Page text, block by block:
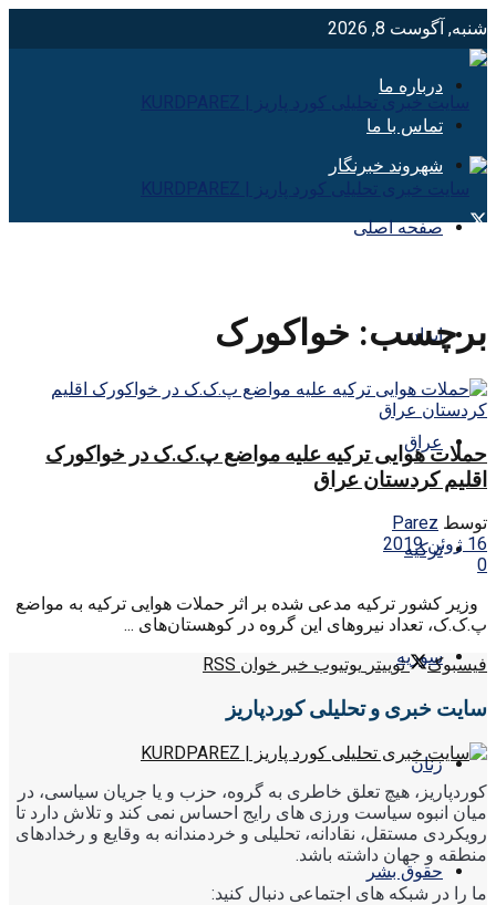
شنبه, آگوست 8, 2026
درباره ما
تماس با ما
شهروند خبرنگار
صفحه اصلی
ایران
عراق
ترکیه
سوریه
زنان
حقوق بشر
برچسب: خواکورک
حملات هوایی ترکیه علیه مواضع پ.ک.ک در خواکورک
اقلیم کردستان عراق
توسط Parez
16 ژوئن 2019
0
وزیر کشور ترکیه مدعی شده بر اثر حملات هوایی ترکیه به مواضع
پ.ک.ک، تعداد نیروهای این گروه در کوهستان‌های ...
فیسبوک
توییتر یوتیوب خبر خوان RSS
سایت خبری و تحلیلی کوردپاریز
کوردپاریز، هیچ تعلق خاطری به گروه، حزب و یا جریان سیاسی، در
میان انبوه سیاست ورزی های رایج احساس نمی کند و تلاش دارد تا
رویکردی مستقل، نقادانه، تحلیلی و خردمندانه به وقایع و رخدادهای
منطقه و جهان داشته باشد.
ما را در شبکه های اجتماعی دنبال کنید: